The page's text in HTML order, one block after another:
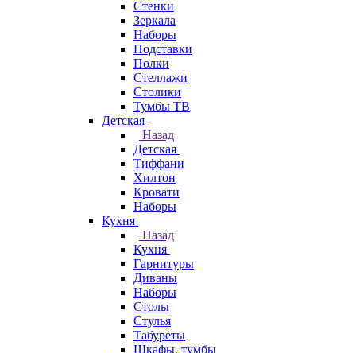
Стенки
Зеркала
Наборы
Подставки
Полки
Стеллажи
Столики
Тумбы ТВ
Детская
Назад
Детская
Тиффани
Хилтон
Кровати
Наборы
Кухня
Назад
Кухня
Гарнитуры
Диваны
Наборы
Столы
Стулья
Табуреты
Шкафы, тумбы